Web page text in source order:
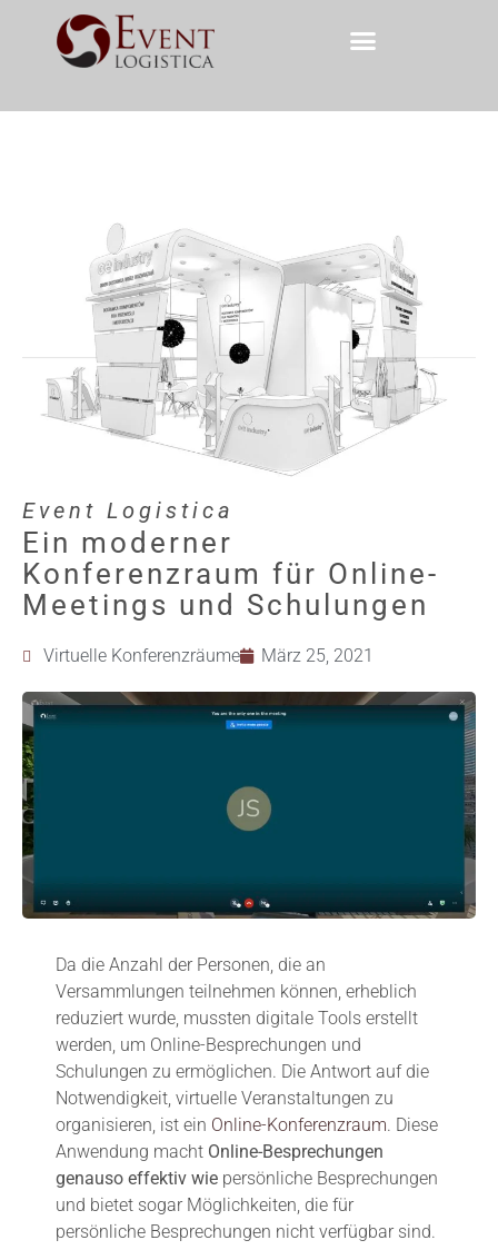
Event Logistica
Ein moderner
Konferenzraum für Online-
Meetings und Schulungen
Virtuelle Konferenzräume März 25, 2021
Da die Anzahl der Personen, die an
Versammlungen teilnehmen können, erheblich
reduziert wurde, mussten digitale Tools erstellt
werden, um Online-Besprechungen und
Schulungen zu ermöglichen. Die Antwort auf die
Notwendigkeit, virtuelle Veranstaltungen zu
organisieren, ist ein Online-Konferenzraum. Diese
Anwendung macht Online-Besprechungen
genauso effektiv wie persönliche Besprechungen
und bietet sogar Möglichkeiten, die für
persönliche Besprechungen nicht verfügbar sind.